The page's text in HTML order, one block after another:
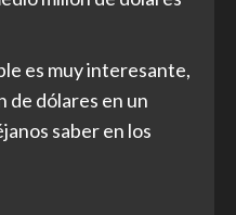
es muy interesante,
de dólares en un
saber en los